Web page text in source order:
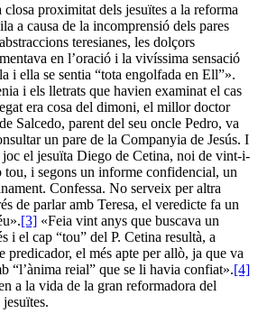
proximitat dels jesuïtes a la reforma
a causa de la incomprensió dels pares
teresianes, les dolçors
en l’oració i la vivíssima sensació
i ella se sentia “tota engolfada en Ell”».
i els lletrats que havien examinat el cas
era cosa del dimoni, el millor doctor
Salcedo, parent del seu oncle Pedro, va
un pare de la Companyia de Jesús. I
el jesuïta Diego de Cetina, noi de vint-i-
tou, i segons un informe confidencial, un
Confessa. No serveix per altra
de parlar amb Teresa, el veredicte fa un
[3] «Feia vint anys que buscava un
i el cap “tou” del P. Cetina resultà, a
predicador, el més apte per allò, ja que va
“l’ànima reial” que se li havia confiat».[4]
a la vida de la gran reformadora del